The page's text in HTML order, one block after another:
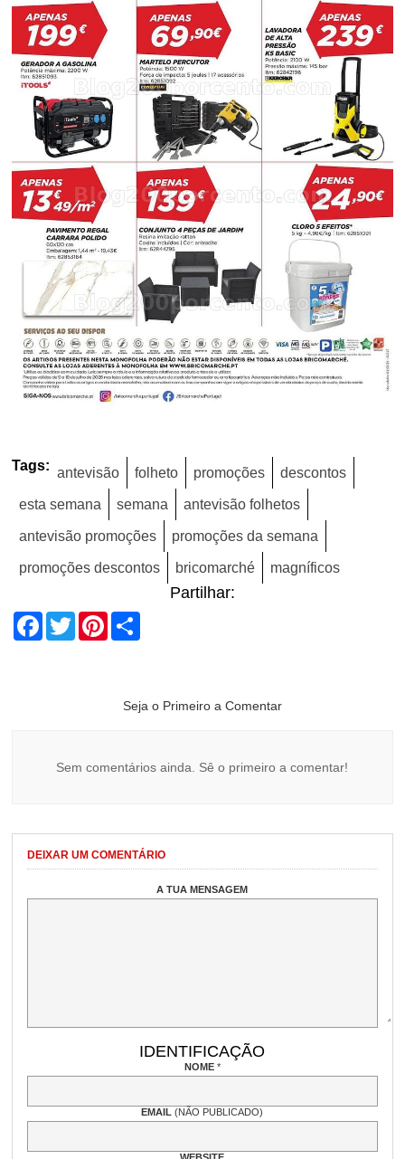
Tags: antevisão folheto promoções descontos
esta semana semana antevisão folhetos
antevisão promoções promoções da semana
promoções descontos bricomarché magníficos
Partilhar:
Facebook
TwitterPinterest
Seja o Primeiro a Comentar
Sem comentários ainda. Sê o primeiro a comentar!
DEIXAR UM COMENTÁRIO
A TUA MENSAGEM
IDENTIFICAÇÃO
NOME *
EMAIL(NÃO PUBLICADO)